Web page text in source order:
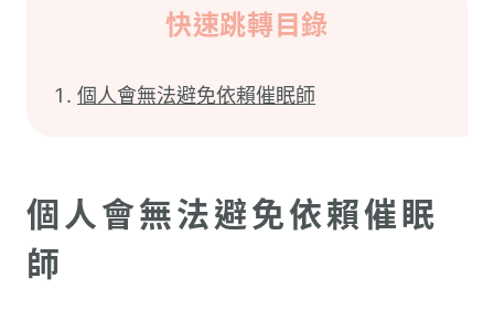
快速跳轉目錄
個人會無法避免依賴催眠師
個人會無法避免依賴催眠
師